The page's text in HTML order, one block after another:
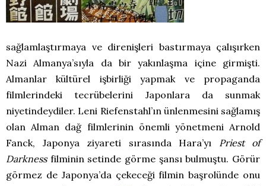
sağlamlaştırmaya ve direnişleri bastırmaya çalışırken
Nazi Almanya’sıyla da bir yakınlaşma içine girmişti.
Almanlar kültürel işbirliği yapmak ve propaganda
filmlerindeki tecrübelerini Japonlara da sunmak
niyetindeydiler. Leni Riefenstahl’ın ünlenmesini sağlamış
olan Alman dağ filmlerinin önemli yönetmeni Arnold
Fanck, Japonya ziyareti sırasında Hara’yı Priest of
Darknessfilminin setinde görme şansı bulmuştu. Görür
görmez de Japonya’da çekeceği filmin başrolünde onu